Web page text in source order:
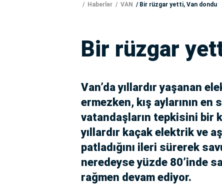
Haberler VAN Bir rüzgar yetti, Van dondu
Bir rüzgar
Van’da yıllardır yaşanan
ermezken, kış aylarının
vatandaşların tepkisini bir
yıllardır kaçak elektrik ve
patladığını ileri sürerek
neredeyse yüzde 80’inde
rağmen devam ediyor.